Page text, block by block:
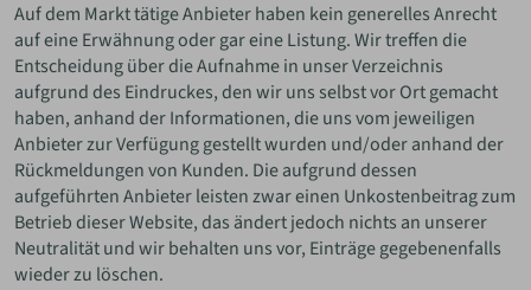
Auf dem Markt tätige Anbieter haben kein generelles Anrecht
auf eine Erwähnung oder gar eine Listung. Wir treffen die
Entscheidung über die Aufnahme in unser Verzeichnis
aufgrund des Eindruckes, den wir uns selbst vor Ort gemacht
haben, anhand der Informationen, die uns vom jeweiligen
Anbieter zur Verfügung gestellt wurden und/oder anhand der
Rückmeldungen von Kunden. Die aufgrund dessen
aufgeführten Anbieter leisten zwar einen Unkostenbeitrag zum
Betrieb dieser Website, das ändert jedoch nichts an unserer
Neutralität und wir behalten uns vor, Einträge gegebenenfalls
wieder zu löschen.